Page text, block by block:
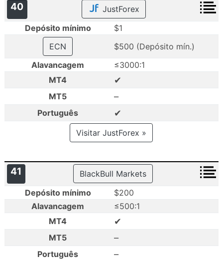
40
JustForex
Depósito mínimo
$1
ECN
$500 (Depósito mín.)
Alavancagem
≤3000:1
MT4
✔
MT5 –
Português ✔
Visitar JustForex »
41
BlackBull Markets
Depósito mínimo
$200
Alavancagem
≤500:1
MT4
✔
MT5 –
Português –